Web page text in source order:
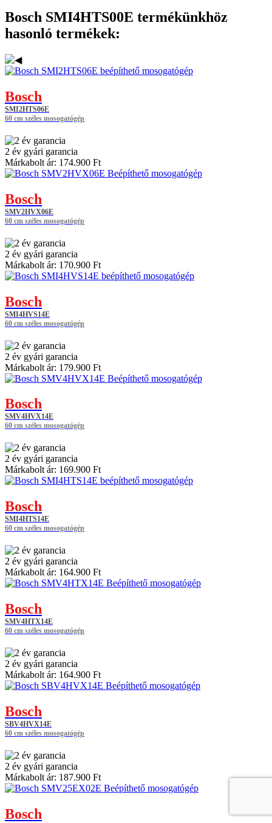
Bosch SMI4HTS00E termékünkhöz
hasonló termékek:
Bosch
SMI2HTS06E
60 cm széles mosogatógép
2 év gyári garancia
Márkabolt ár: 174.900 Ft
Bosch
SMV2HVX06E
60 cm széles mosogatógép
2 év gyári garancia
Márkabolt ár: 170.900 Ft
Bosch
SMI4HVS14E
60 cm széles mosogatógép
2 év gyári garancia
Márkabolt ár: 179.900 Ft
Bosch
SMV4HVX14E
60 cm széles mosogatógép
2 év gyári garancia
Márkabolt ár: 169.900 Ft
Bosch
SMI4HTS14E
60 cm széles mosogatógép
2 év gyári garancia
Márkabolt ár: 164.900 Ft
Bosch
SMV4HTX14E
60 cm széles mosogatógép
2 év gyári garancia
Márkabolt ár: 164.900 Ft
Bosch
SBV4HVX14E
60 cm széles mosogatógép
2 év gyári garancia
Márkabolt ár: 187.900 Ft
Bosch